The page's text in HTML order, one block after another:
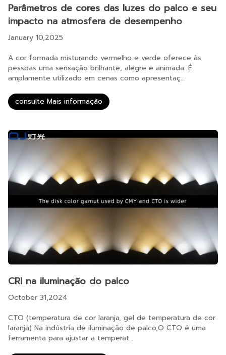
Parâmetros de cores das luzes do palco e seu
impacto na atmosfera de desempenho
January 10,2025
A cor formada misturando vermelho e verde oferece às
pessoas uma sensação brilhante, alegre e animada. É
amplamente utilizado em cenas como apresentaç…
consulte Mais informação
CRI na iluminação do palco
October 31,2024
CTO (temperatura de cor laranja, gel de temperatura de cor
laranja) Na indústria de iluminação de palco,O CTO é uma
ferramenta para ajustar a temperat…